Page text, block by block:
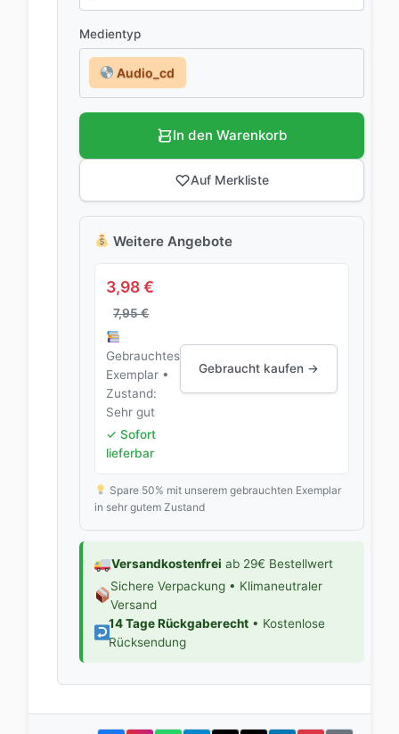
Medientyp
Audio_cd
In den Warenkorb
Auf Merkliste
Weitere Angebote
3,98€
7,95€
Gebrauchtes
Exemplar •
Zustand:
Sehr gut
✓ Sofort
lieferbar
Gebraucht kaufen →
Spare 50% mit unserem gebrauchten Exemplar
in sehr gutem Zustand
Versandkostenfrei ab 29€ Bestellwert
Sichere Verpackung • Klimaneutraler
Versand
14 Tage Rückgaberecht• Kostenlose
Rücksendung